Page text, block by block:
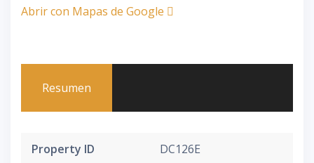
Abrir con Mapas de Google
Resumen
Property ID DC126E